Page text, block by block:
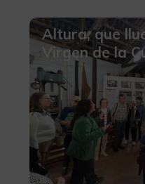
Altura, que
Virgen de la